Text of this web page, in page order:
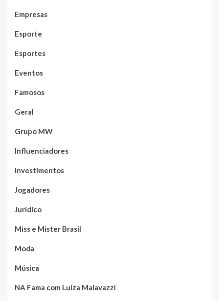
Empresas
Esporte
Esportes
Eventos
Famosos
Geral
Grupo MW
Influenciadores
Investimentos
Jogadores
Jurídico
Miss e Mister Brasil
Moda
Música
NA Fama com Luiza Malavazzi